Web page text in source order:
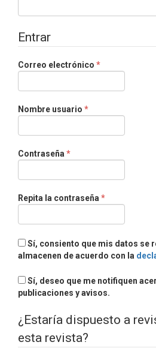
Entrar
Correo electrónico *Obligatorio
Nombre usuario *Obligatorio
Contraseña *Obligatorio
Repita la contraseña *Obligatorio
almacenen de acuerdo con la
publicaciones y avisos.
¿Estaría dispuesto a
esta revista?